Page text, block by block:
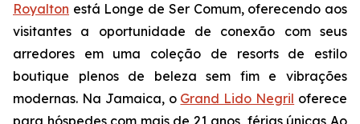
Royalton está Longe de Ser Comum, oferecendo aos
visitantes a oportunidade de conexão com seus
arredores em uma coleção de resorts de estilo
boutique plenos de beleza sem fim e vibrações
modernas. Na Jamaica, o Grand Lido Negril oferece
para hóspedes com mais de 21 anos, férias únicas Ao